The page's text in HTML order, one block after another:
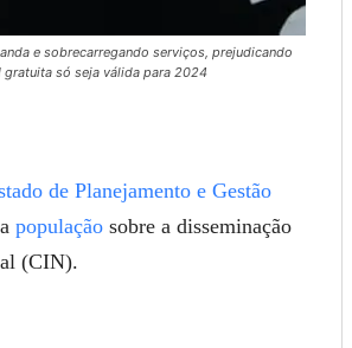
e sobrecarregando serviços, prejudicando
só seja válida para 2024
de Planejamento e Gestão
população sobre a disseminação
(CIN).